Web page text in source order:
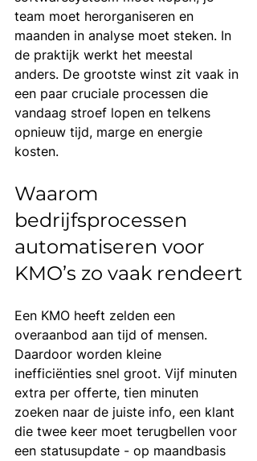
team moet herorganiseren en
maanden in analyse moet steken. In
de praktijk werkt het meestal
anders. De grootste winst zit vaak in
een paar cruciale processen die
vandaag stroef lopen en telkens
opnieuw tijd, marge en energie
kosten.
Waarom
bedrijfsprocessen
automatiseren voor
KMO’s zo vaak rendeert
Een KMO heeft zelden een
overaanbod aan tijd of mensen.
Daardoor worden kleine
inefficiënties snel groot. Vijf minuten
extra per offerte, tien minuten
zoeken naar de juiste info, een klant
die twee keer moet terugbellen voor
een statusupdate - op maandbasis